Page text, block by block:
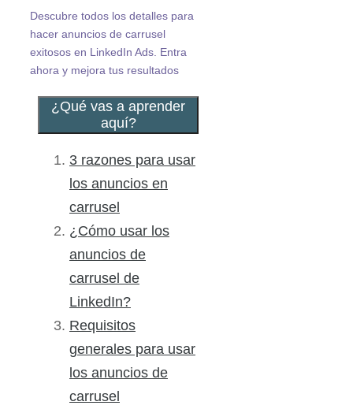
Descubre todos los detalles para
hacer anuncios de carrusel
exitosos en LinkedIn Ads. Entra
ahora y mejora tus resultados
¿Qué vas a aprender
aquí?
3 razones para usar
los anuncios en
carrusel
¿Cómo usar los
anuncios de
carrusel de
LinkedIn?
Requisitos
generales para usar
los anuncios de
carrusel